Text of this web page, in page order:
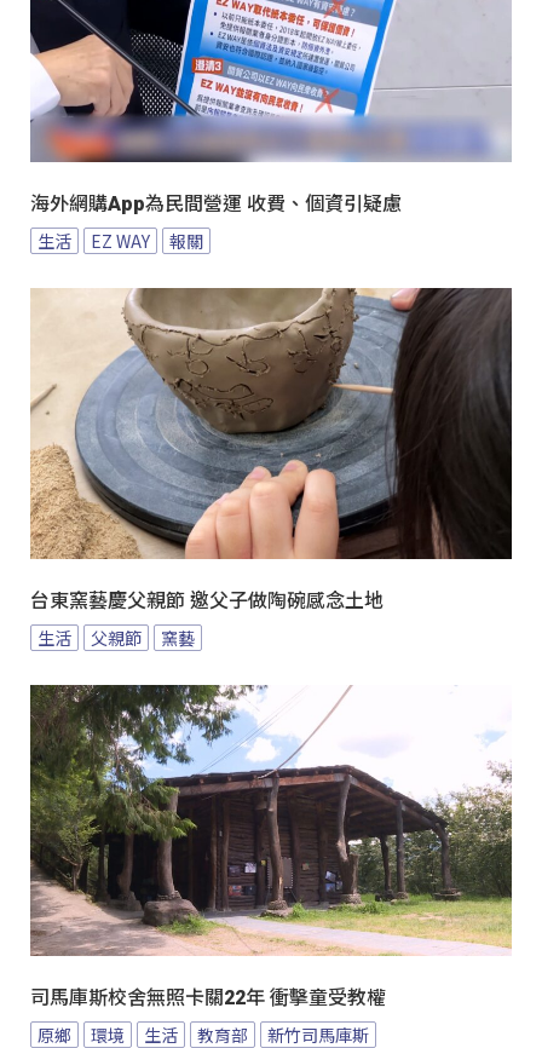
海外網購App為民間營運 收費、個資引疑慮
生活 EZ WAY 報關
台東窯藝慶父親節 邀父子做陶碗感念土地
生活 父親節 窯藝
司馬庫斯校舍無照卡關22年 衝擊童受教權
原鄉 環境 生活 教育部 新竹司馬庫斯